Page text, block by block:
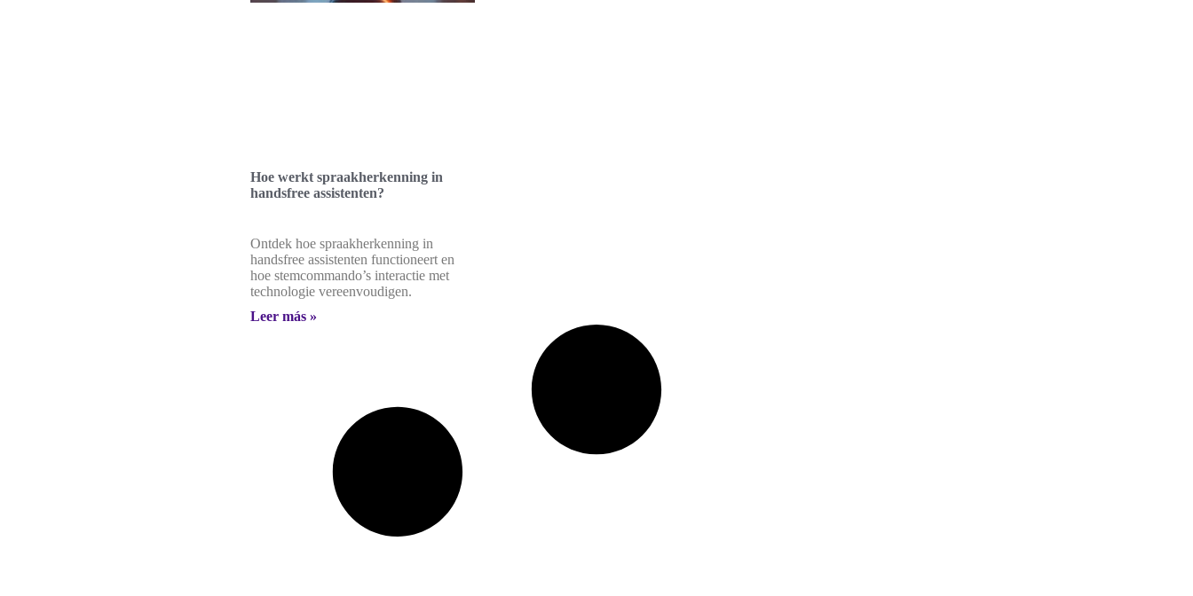
Hoe werkt spraakherkenning in
handsfree assistenten?
Ontdek hoe spraakherkenning in
handsfree assistenten functioneert en
hoe stemcommando’s interactie met
technologie vereenvoudigen.
Leer más »